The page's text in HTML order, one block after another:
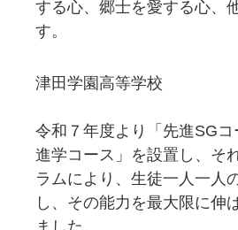
する心、郷士を愛する心、
す。
津田学園高等学校
令和７年度より「先進SG
進学コース」を設置し、そ
ラムにより、生徒一人一人
し、その能力を最大限に伸
ました。